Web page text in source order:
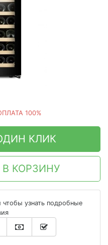
100%
КЛИК
КОРЗИНУ
узнать подробные